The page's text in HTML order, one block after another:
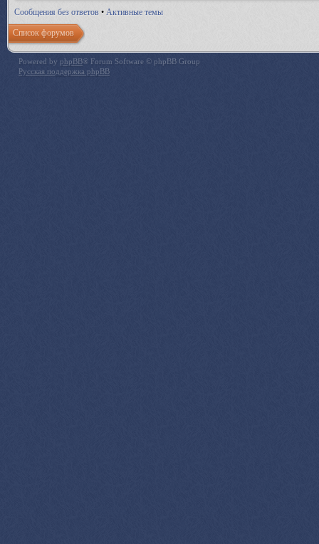
Сообщения без ответов • Активные темы
Список форумов
Powered by phpBB® Forum Software © phpBB Group
Русская поддержка phpBB